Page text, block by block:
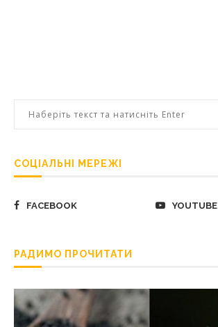
СОЦІАЛЬНІ МЕРЕЖІ
FACEBOOK YOUTUBE
РАДИМО ПРОЧИТАТИ